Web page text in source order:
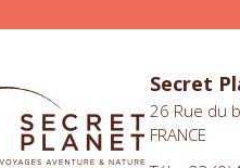
Secret
26 Rue du
FRANCE